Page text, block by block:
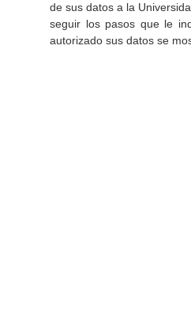
de sus datos a la
seguir los pasos que le
autorizado sus datos se